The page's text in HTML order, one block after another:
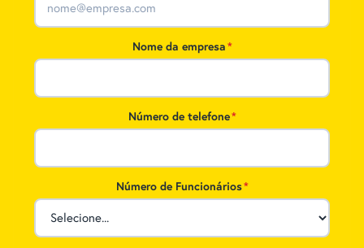
Nome da empresa*
Número de telefone*
Número de Funcionários*